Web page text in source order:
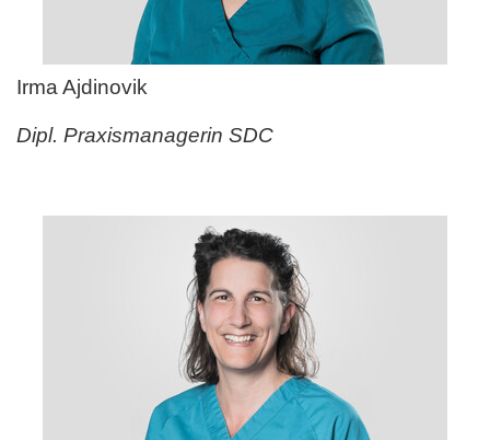
Irma Ajdinovik
Dipl. Praxismanagerin SDC